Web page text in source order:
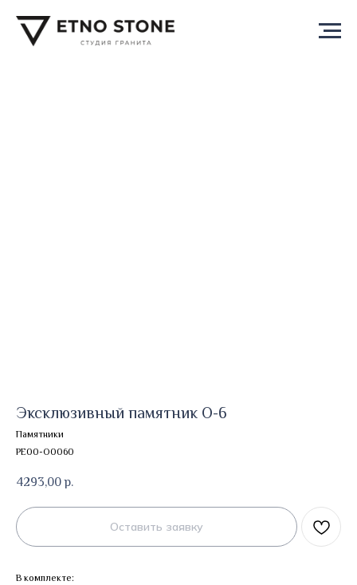
Эксклюзивный памятник О-6
Памятники
PE00-O0060
4293,00 р.
Оставить заявку
В комплекте: